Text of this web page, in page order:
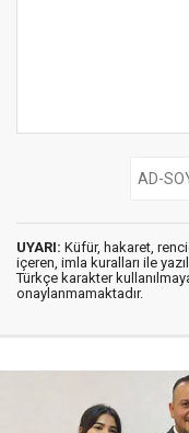
UYARI: Küfür, hakaret,
içeren, imla kuralları ile
Türkçe karakter
onaylanmamaktadır.